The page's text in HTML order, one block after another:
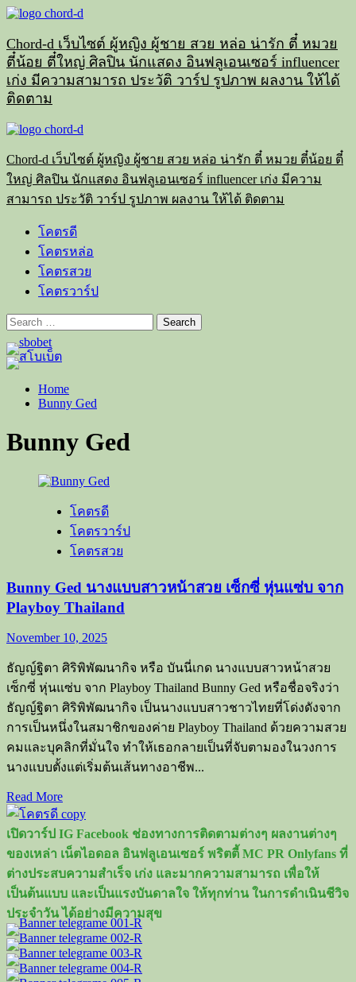
Skip
content
Chord-d เว็บไซต์ ผู้หญิง ผู้ชาย สวย หล่อ น่ารัก ตี๋ หมวย
ตี๋น้อย ตี๋ใหญ่ ศิลปิน นักแสดง อินฟลูเอนเซอร์ influencer
เก่ง มีความสามารถ ประวัติ วาร์ป รูปภาพ ผลงาน ให้ได้
ติดตาม
Primary
Chord-d เว็บไซต์ ผู้หญิง ผู้ชาย สวย หล่อ น่ารัก ตี๋ หมวย ตี๋น้อย ตี๋
ใหญ่ ศิลปิน นักแสดง อินฟลูเอนเซอร์ influencer เก่ง มีความ
สามารถ ประวัติ วาร์ป รูปภาพ ผลงาน ให้ได้ ติดตาม
โคตรดี
โคตรหล่อ
โคตรสวย
โคตรวาร์ป
Search
for:
Home
Bunny Ged
Bunny Ged
โคตรดี
โคตรวาร์ป
โคตรสวย
Bunny Ged นางแบบสาวหน้าสวย เซ็กซี่ หุ่นแซ่บ จาก
Playboy Thailand
November 10, 2025
ธัญญ์ฐิตา ศิริพิพัฒนากิจ หรือ บันนี่เกด นางแบบสาวหน้าสวย
เซ็กซี่ หุ่นแซ่บ จาก Playboy Thailand Bunny Ged หรือชื่อจริงว่า
ธัญญ์ฐิตา ศิริพิพัฒนากิจ เป็นนางแบบสาวชาวไทยที่โด่งดังจาก
การเป็นหนึ่งในสมาชิกของค่าย Playboy Thailand ด้วยความสวย
คมและบุคลิกที่มั่นใจ ทำให้เธอกลายเป็นที่จับตามองในวงการ
นางแบบตั้งแต่เริ่มต้นเส้นทางอาชีพ...
Read MoreRead
more
about
Bunny
Ged
นาง
แบบ
สาว
หน้า
สวย
เซ็กซี่
เปิดวาร์ป IG Facebook ช่องทางการติดตามต่างๆ ผลงานต่างๆ
ของเหล่า เน็ตไอดอล อินฟลูเอนเซอร์ พริตตี้ MC PR Onlyfans ที่
ต่างประสบความสำเร็จ เก่ง และมากความสามารถ เพื่อให้
เป็นต้นแบบ และเป็นแรงบันดาลใจ ให้ทุกท่าน ในการดำเนินชีวิจ
ประจำวัน ได้อย่างมีความสุข